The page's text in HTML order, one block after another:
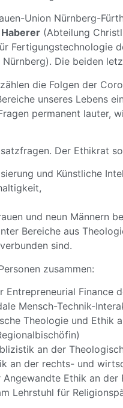
Union Nürnberg-
(Abteilung
Fertigungstechnologie
Die beiden
die Folgen der
unseres Lebens
permanent
Der Ethikrat
und Künstliche
und neun Männern
Bereiche aus
sind.
zusammen:
Entrepreneurial Finance
Mensch-Technik-
Theologie und Ethik
an der
an der rechts- und
Angewandte Ethik an
Lehrstuhl für